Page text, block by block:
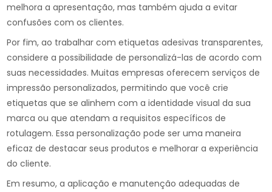
melhora a apresentação, mas também ajuda a evitar
confusões com os clientes.
Por fim, ao trabalhar com etiquetas adesivas transparentes,
considere a possibilidade de personalizá-las de acordo com
suas necessidades. Muitas empresas oferecem serviços de
impressão personalizados, permitindo que você crie
etiquetas que se alinhem com a identidade visual da sua
marca ou que atendam a requisitos específicos de
rotulagem. Essa personalização pode ser uma maneira
eficaz de destacar seus produtos e melhorar a experiência
do cliente.
Em resumo, a aplicação e manutenção adequadas de